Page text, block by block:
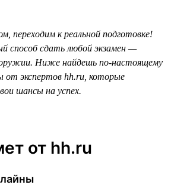
переходим к реальной подготовке!
способ сдать любой экзамен —
Ниже найдешь по-настоящему
экспертов hh.ru, которые
шансы на успех.
от hh.ru